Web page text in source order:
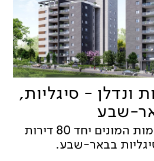
ונדלן - סיגליות,
שבע
2 בניינים בני 9 קומות המונים יחד 80 דירות
בבאר-שבע.